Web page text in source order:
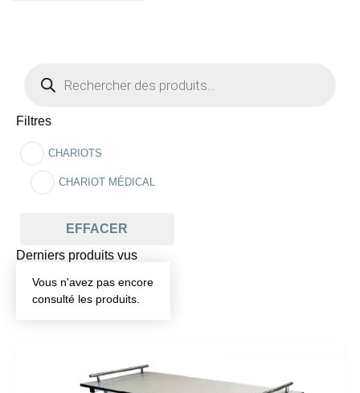
Filtres
CHARIOTS
CHARIOT MÉDICAL
EFFACER
Derniers produits vus
Vous n'avez pas encore
consulté les produits.